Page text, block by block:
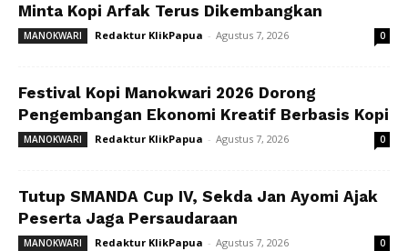
Minta Kopi Arfak Terus Dikembangkan
MANOKWARI Redaktur KlikPapua - Agustus 7, 2026 0
Festival Kopi Manokwari 2026 Dorong
Pengembangan Ekonomi Kreatif Berbasis Kopi
MANOKWARI Redaktur KlikPapua - Agustus 7, 2026 0
Tutup SMANDA Cup IV, Sekda Jan Ayomi Ajak
Peserta Jaga Persaudaraan
MANOKWARI Redaktur KlikPapua - Agustus 7, 2026 0